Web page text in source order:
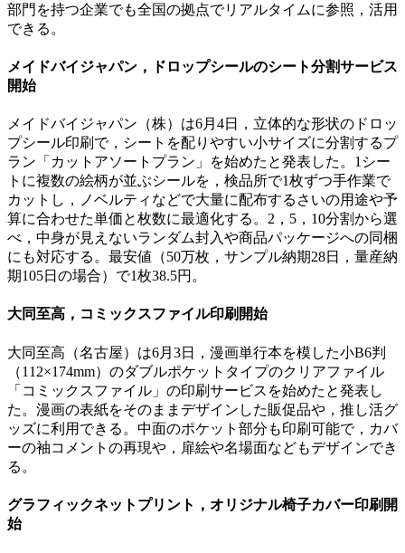
部門を持つ企業でも全国の拠点でリアルタイムに参照，活用
できる。
メイドバイジャパン，ドロップシールのシート分割サービス
開始
メイドバイジャパン（株）は6月4日，立体的な形状のドロッ
プシール印刷で，シートを配りやすい小サイズに分割するプ
ラン「カットアソートプラン」を始めたと発表した。1シー
トに複数の絵柄が並ぶシールを，検品所で1枚ずつ手作業で
カットし，ノベルティなどで大量に配布するさいの用途や予
算に合わせた単価と枚数に最適化する。2，5，10分割から選
べ，中身が見えないランダム封入や商品パッケージへの同梱
にも対応する。最安値（50万枚，サンプル納期28日，量産納
期105日の場合）で1枚38.5円。
大同至高，コミックスファイル印刷開始
大同至高（名古屋）は6月3日，漫画単行本を模した小B6判
（112×174mm）のダブルポケットタイプのクリアファイル
「コミックスファイル」の印刷サービスを始めたと発表し
た。漫画の表紙をそのままデザインした販促品や，推し活グ
ッズに利用できる。中面のポケット部分も印刷可能で，カバ
ーの袖コメントの再現や，扉絵や名場面などもデザインでき
る。
グラフィックネットプリント，オリジナル椅子カバー印刷開
始